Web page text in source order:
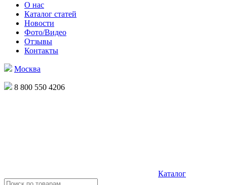
О нас
Каталог статей
Новости
Фото/Видео
Отзывы
Контакты
Москва
8 800 550 4206
Каталог